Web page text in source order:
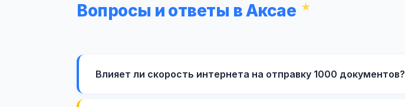
Вопросы и ответы в Аксае
Влияет ли скорость интернета на отправку 1000 документов?